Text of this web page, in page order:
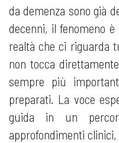
da demenza sono già
decenni, il fenomeno
realtà che ci riguarda
non tocca
sempre più
preparati. La voce
guida in un
approfondimenti